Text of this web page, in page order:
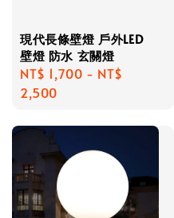
現代長條壁燈 戶外LED
壁燈 防水 玄關燈
Regular
price
NT$ 1,700 - NT$
2,500